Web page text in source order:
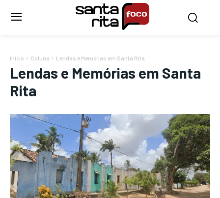
Início Coluna Lendas e Memórias em Santa Rita
Lendas e Memórias em Santa
Rita